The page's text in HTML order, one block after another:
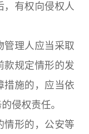
，有权向侵权人
理人应当采取
款规定情形的发
措施的，应当依
侵权责任。
形的，公安等